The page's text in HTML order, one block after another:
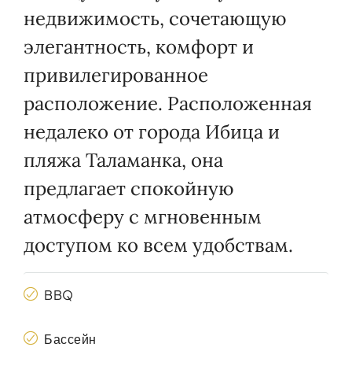
недвижимость, сочетающую
элегантность, комфорт и
привилегированное
расположение. Расположенная
недалеко от города Ибица и
пляжа Таламанка, она
предлагает спокойную
атмосферу с мгновенным
доступом ко всем удобствам.
BBQ
Бассейн